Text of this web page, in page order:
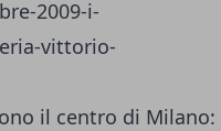
il centro di Milano: